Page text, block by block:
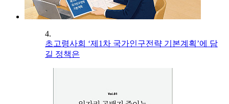
4.
초고령사회 ‘제1차 국가인구전략 기본계획’에 담
길 정책은